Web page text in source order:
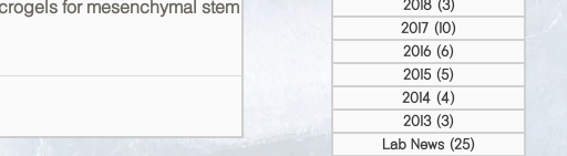
for mesenchymal stem
2018 (3)
2017 (10)
2016 (6)
2015 (5)
2014 (4)
2013 (3)
Lab News (25)